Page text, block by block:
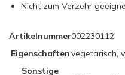
Nicht zum Verzehr
Artikelnummer002230112
Eigenschaftenvegetarisch,
Sonstige